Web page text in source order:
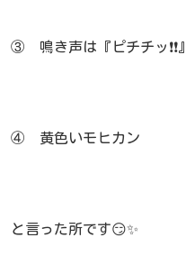
③ 鳴き声は『ピチチッ❗❗』
④ 黄色いモヒカン
と言った所です😏✨